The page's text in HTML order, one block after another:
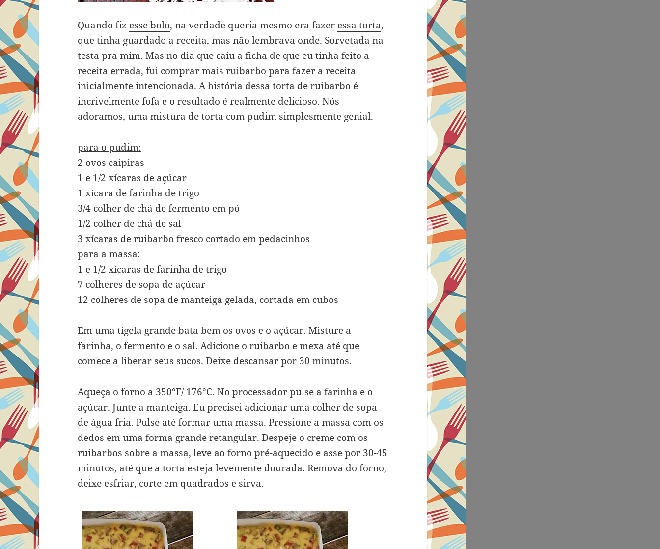
Quando fiz esse bolo, na verdade queria mesmo era fazer essa torta,
que tinha guardado a receita, mas não lembrava onde. Sorvetada na
testa pra mim. Mas no dia que caiu a ficha de que eu tinha feito a
receita errada, fui comprar mais ruibarbo para fazer a receita
inicialmente intencionada. A história dessa torta de ruibarbo é
incrivelmente fofa e o resultado é realmente delicioso. Nós
adoramos, uma mistura de torta com pudim simplesmente genial.
para o pudim:
2 ovos caipiras
1 e 1/2 xícaras de açúcar
1 xícara de farinha de trigo
3/4 colher de chá de fermento em pó
1/2 colher de chá de sal
3 xícaras de ruibarbo fresco cortado em pedacinhos
para a massa:
1 e 1/2 xícaras de farinha de trigo
7 colheres de sopa de açúcar
12 colheres de sopa de manteiga gelada, cortada em cubos
Em uma tigela grande bata bem os ovos e o açúcar. Misture a
farinha, o fermento e o sal. Adicione o ruibarbo e mexa até que
comece a liberar seus sucos. Deixe descansar por 30 minutos.
Aqueça o forno a 350°F/ 176°C. No processador pulse a farinha e o
açúcar. Junte a manteiga. Eu precisei adicionar uma colher de sopa
de água fria. Pulse até formar uma massa. Pressione a massa com os
dedos em uma forma grande retangular. Despeje o creme com os
ruibarbos sobre a massa, leve ao forno pré-aquecido e asse por 30-45
minutos, até que a torta esteja levemente dourada. Remova do forno,
deixe esfriar, corte em quadrados e sirva.